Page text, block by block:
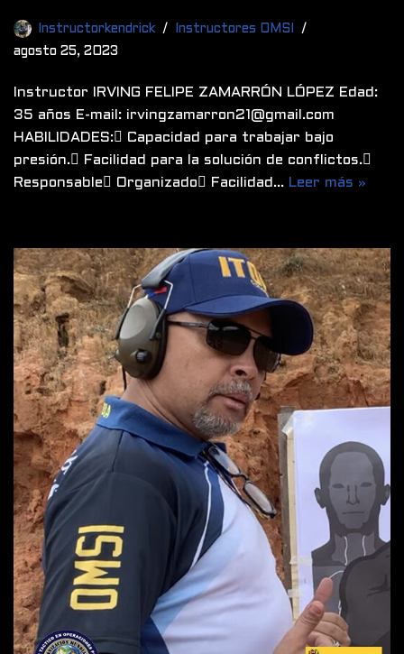
Instructorkendrick
Instructores OMSI
agosto 25, 2023
Instructor IRVING FELIPE ZAMARRÓN LÓPEZ Edad:
35 años E-mail: irvingzamarron21@gmail.com
HABILIDADES: Capacidad para trabajar bajo
presión. Facilidad para la solución de conflictos.
Responsable Organizado Facilidad… Leer más »